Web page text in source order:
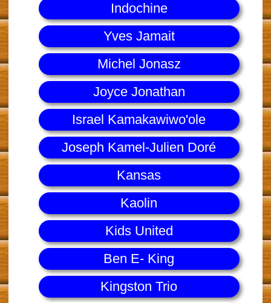
Indochine
Yves Jamait
Michel Jonasz
Joyce Jonathan
Israel Kamakawiwo'ole
Joseph Kamel-Julien Doré
Kansas
Kaolin
Kids United
Ben E- King
Kingston Trio